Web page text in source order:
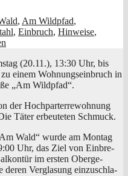
, Am Wildpfad,
, Einbruch, Hinweise,
(20.11.), 13:30 Uhr, bis
einem Woh­nungs­ein­bruch in
„Am Wildpfad“.
der Hoch­par­terre­woh­nung
Täter erbeu­te­ten Schmuck.
Wald“ wur­de am Mon­tag
Uhr, das Ziel von Ein­bre­
im ers­ten Ober­ge­
deren Ver­gla­sung ein­zu­schla­